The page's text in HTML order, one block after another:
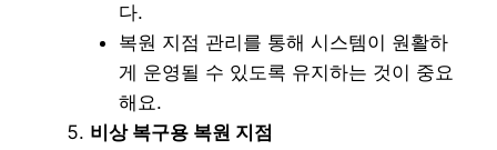
다.
복원 지점 관리를 통해 시스템이 원활하
게 운영될 수 있도록 유지하는 것이 중요
해요.
비상 복구용 복원 지점